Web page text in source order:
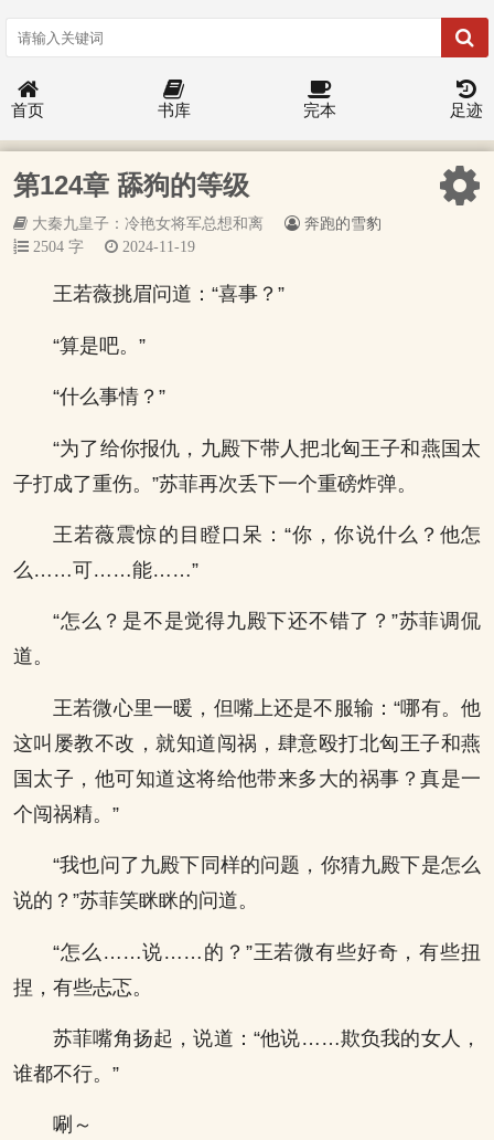
首页 书库 完本 足迹
第124章 舔狗的等级
大秦九皇子：冷艳女将军总想和离
奔跑的雪豹
2504 字
2024-11-19
王若薇挑眉问道：“喜事？”
“算是吧。”
“什么事情？”
“为了给你报仇，九殿下带人把北匈王子和燕国太
子打成了重伤。”苏菲再次丢下一个重磅炸弹。
王若薇震惊的目瞪口呆：“你，你说什么？他怎
么……可……能……”
“怎么？是不是觉得九殿下还不错了？”苏菲调侃
道。
王若微心里一暖，但嘴上还是不服输：“哪有。他
这叫屡教不改，就知道闯祸，肆意殴打北匈王子和燕
国太子，他可知道这将给他带来多大的祸事？真是一
个闯祸精。”
“我也问了九殿下同样的问题，你猜九殿下是怎么
说的？”苏菲笑眯眯的问道。
“怎么……说……的？”王若微有些好奇，有些扭
捏，有些忐忑。
苏菲嘴角扬起，说道：“他说……欺负我的女人，
谁都不行。”
唰～